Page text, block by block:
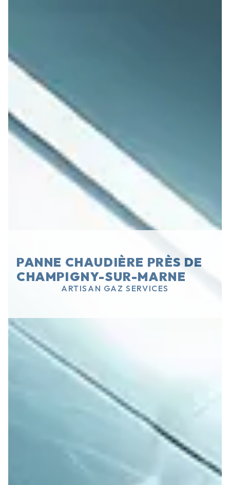
PANNE CHAUDIÈRE PRÈS DE
CHAMPIGNY-SUR-MARNE
ARTISAN GAZ SERVICES